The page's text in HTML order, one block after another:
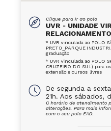
Clique para ir ao polo
UVR - UNIDADE
RELACIONAMENTO
* UVR vinculada ao POLO
PRETO_PARQUE
graduação
* UVR vinculada ao POLO
CRUZEIRO DO SUL) para
extensão e cursos livres
De segunda a
21h. Aos sábados,
O horário de atendimento
alterações. Para mais
com o seu polo EAD.